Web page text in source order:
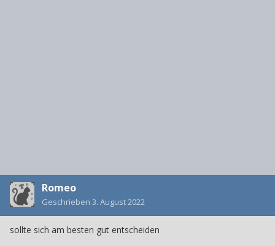
Romeo
Geschrieben 3. August 2022
sollte sich am besten gut entscheiden